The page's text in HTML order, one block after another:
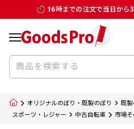
16時までの注文で当日から
オリジナルのぼり・既製のぼり 既製
スポーツ・レジャー
中古自転車 市場